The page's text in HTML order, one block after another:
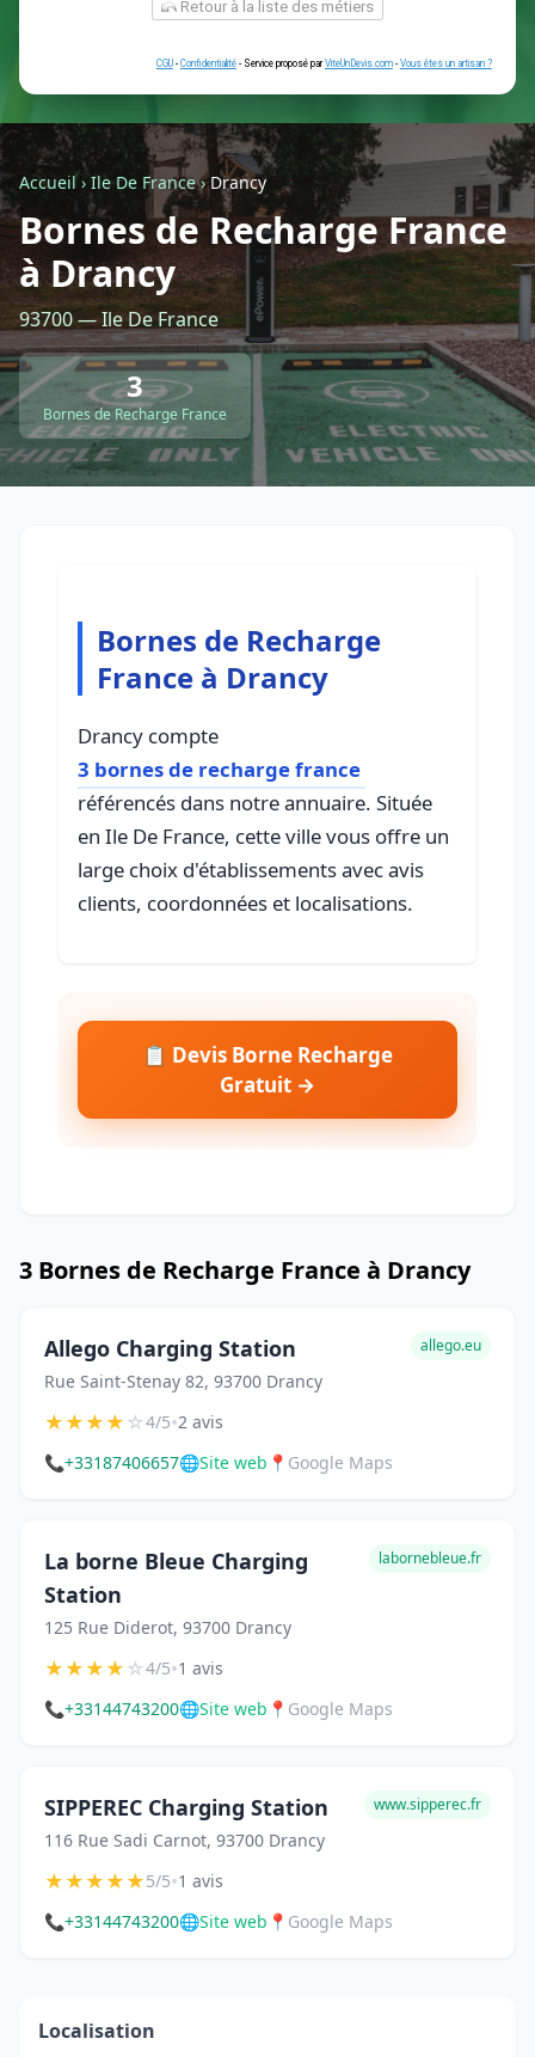
Une simple prise
Je ne sais pas encore
Autre
Retour à la liste des métiers
CGU-Confidentialité- Service proposé parViteUnDevis.com-Vous
Accueil› Ile De France›Drancy
Bornes de Recharge France
à Drancy
93700 — Ile De France
3
Bornes de Recharge France
Bornes de Recharge
France à Drancy
Drancy compte
3 bornes de recharge france
référencés dans notre annuaire. Située
en Ile De France, cette ville vous offre un
large choix d'établissements avec avis
clients, coordonnées et localisations.
📋 Devis Borne Recharge
Gratuit →
3 Bornes de Recharge France à Drancy
Allego Charging Station
Rue Saint-Stenay 82, 93700 Drancy
allego.eu
★★★★☆4/5•2 avis
📞+33187406657🌐Site web 📍 Google Maps
La borne Bleue Charging
Station
125 Rue Diderot, 93700 Drancy
labornebleue.fr
★★★★☆4/5•1 avis
📞+33144743200🌐Site web 📍 Google Maps
SIPPEREC Charging Station
116 Rue Sadi Carnot, 93700 Drancy
www.sipperec.fr
★★★★★5/5•1 avis
📞+33144743200🌐Site web 📍 Google Maps
Localisation